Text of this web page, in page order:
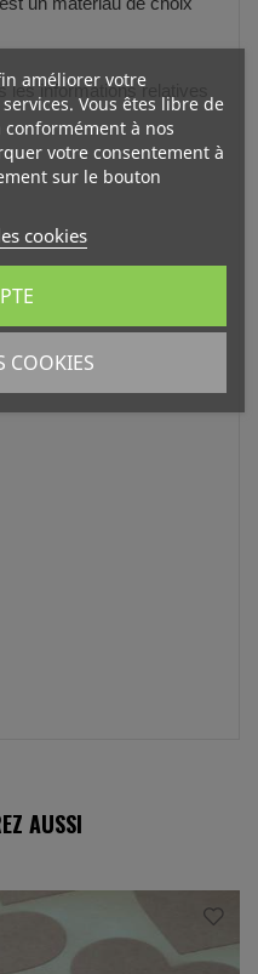
les informations relatives
AUSSI
améliorer votre
Vous êtes libre de
à nos
votre consentement à
sur le bouton
cookies
COOKIES